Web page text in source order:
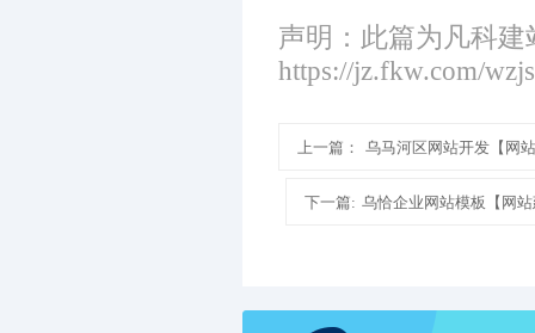
声明：此篇为凡科
https://jz.fkw.com/
上一篇： 乌马河区网站开发【网
下一篇: 乌恰企业网站模板【网